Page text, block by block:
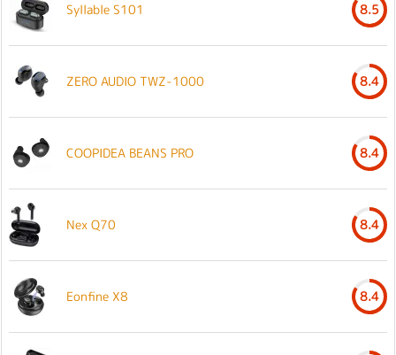
Syllable S101 8.5
ZERO AUDIO TWZ-1000 8.4
COOPIDEA BEANS PRO 8.4
Nex Q70 8.4
Eonfine X8 8.4